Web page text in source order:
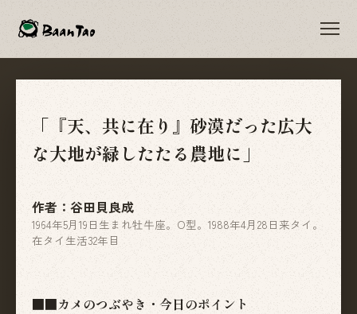
「『天、共に在り』砂漠だった広大
な大地が緑したたる農地に」
作者：谷田貝良成
1964年5月19日生まれ牡牛座。O型。1988年4月28日来タイ。
在タイ生活32年目
■■カメのつぶやき・今日のポイント